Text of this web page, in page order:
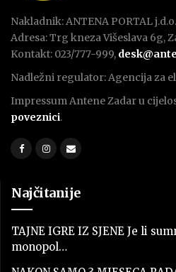
Nakladnik: ANTENA PORTAL
Adresa: Trg kneza Višeslava 6g,
Kontakt: 023/777-999,
Nadležni regulator: Agencija za
Impressum Antene Zadar u
poveznici.
Najčitanije
TAJNE IGRE IZ SJENE Je li
monopol…